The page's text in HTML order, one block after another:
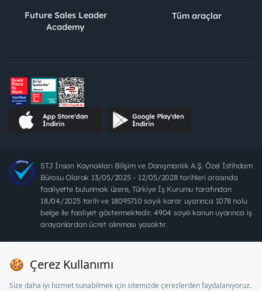
Future Sales Leader
Academy
Tüm araçlar
STJ İnsan Kaynakları Bilişim ve Danışmanlık A.Ş. Özel İstihdam
Bürosu Olarak 13/05/2025 - 12/05/2028 tarihleri arasında
faaliyette bulunmak üzere, Türkiye İş Kurumu tarafından
18/04/2025 tarih ve 18095710 sayılı karar uyarınca 1078 nolu
belge ile faaliyet göstermektedir. 4904 sayılı kanun uyarınca iş
arayanlardan ücret alınması yasaktır.